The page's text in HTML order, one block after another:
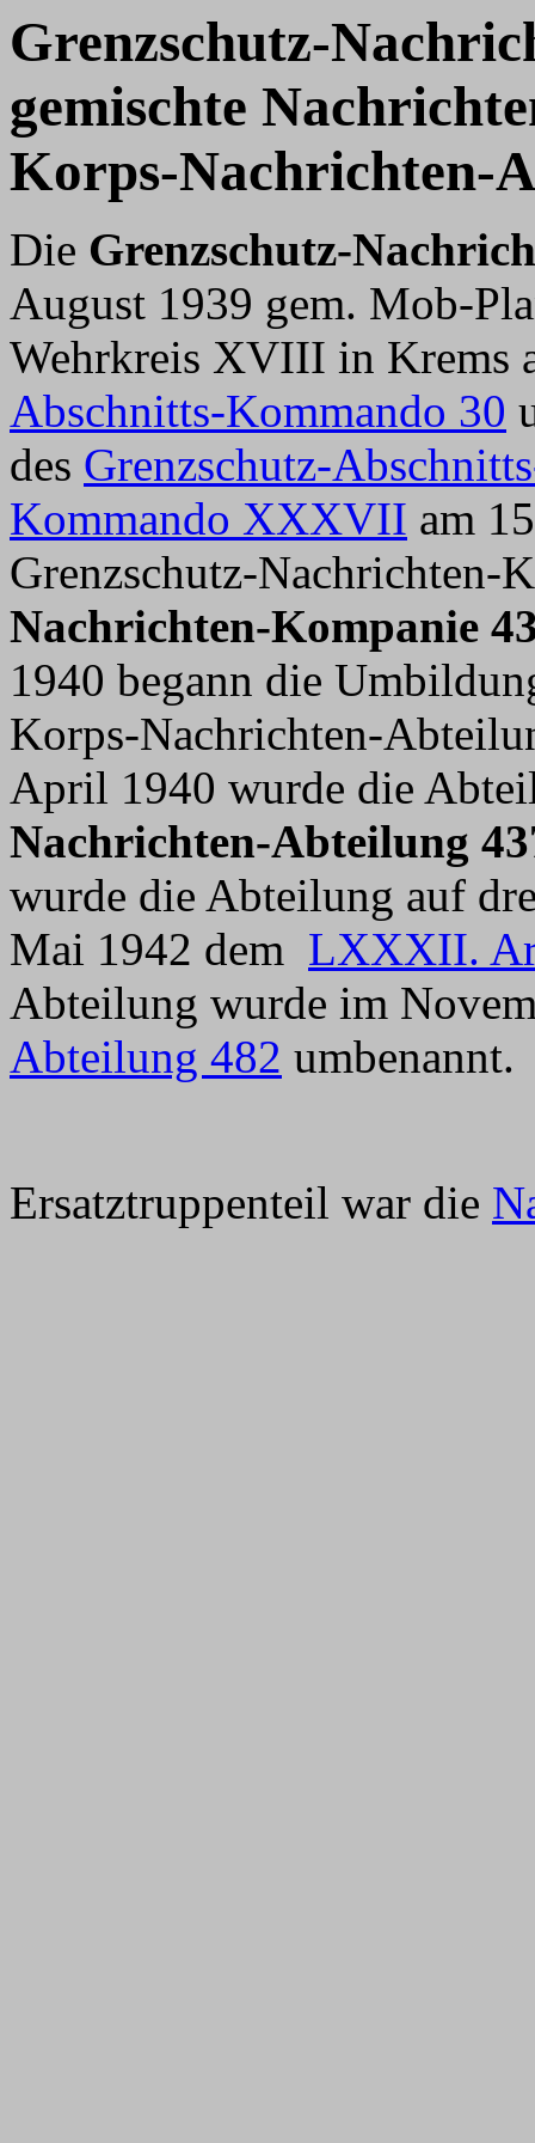
Grenzschutz-
gemischte
Korps-Nachrichten-
Die Grenzschutz-
August 1939 gem. Mob-
Wehrkreis XVIII in Krems
Abschnitts-Kommando 30
des Grenzschutz-
Kommando XXXVII am
Grenzschutz-Nachrichten-
Nachrichten-Kompanie
1940 begann die
Korps-Nachrichten-
April 1940 wurde die
Nachrichten-Abteilung
wurde die Abteilung auf
Mai 1942 dem LXXXII.
Abteilung wurde im
Abteilung 482 umbenannt.
Ersatztruppenteil war die